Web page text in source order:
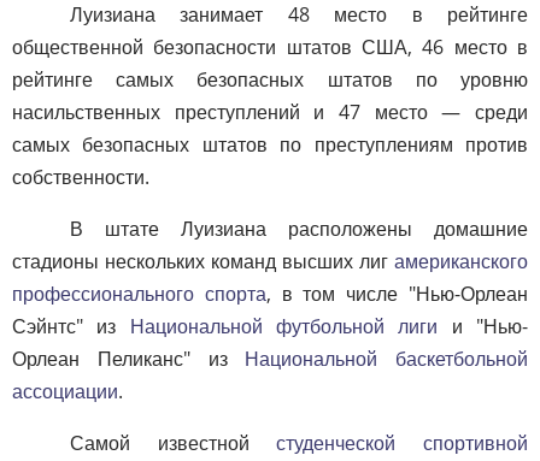
Луизиана занимает 48 место в рейтинге
общественной безопасности штатов США, 46 место в
рейтинге самых безопасных штатов по уровню
насильственных преступлений и 47 место — среди
самых безопасных штатов по преступлениям против
собственности.
В штате Луизиана расположены домашние
стадионы нескольких команд высших лиг американского
профессионального спорта, в том числе "Нью-Орлеан
Сэйнтс" из Национальной футбольной лиги и "Нью-
Орлеан Пеликанс" из Национальной баскетбольной
ассоциации.
Самой известнойстуденческой спортивной